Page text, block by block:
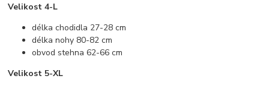
Velikost 4-L
délka chodidla 27-28 cm
délka nohy 80-82 cm
obvod stehna 62-66 cm
Velikost 5-XL